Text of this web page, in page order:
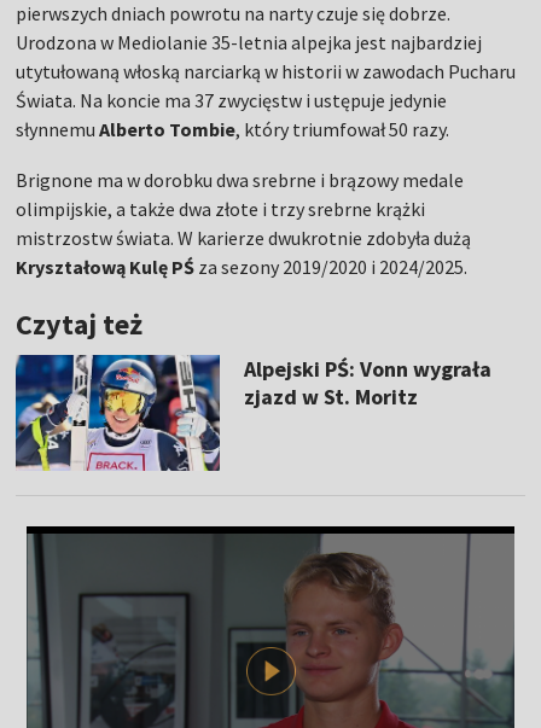
pierwszych dniach powrotu na narty czuje się dobrze.
Urodzona w Mediolanie 35-letnia alpejka jest najbardziej
utytułowaną włoską narciarką w historii w zawodach Pucharu
Świata. Na koncie ma 37 zwycięstw i ustępuje jedynie
słynnemuAlberto Tombie, który triumfował 50 razy.
Brignone ma w dorobku dwa srebrne i brązowy medale
olimpijskie, a także dwa złote i trzy srebrne krążki
mistrzostw świata. W karierze dwukrotnie zdobyła dużą
Kryształową Kulę PŚ za sezony 2019/2020 i 2024/2025.
Czytaj też
Alpejski PŚ: Vonn wygrała
zjazd w St. Moritz